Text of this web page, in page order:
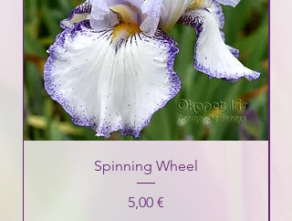
Spinning Wheel
Prix
5,00 €